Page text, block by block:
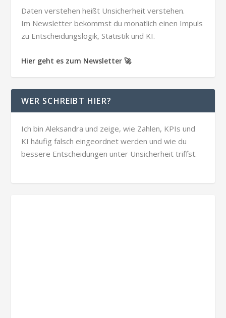
Daten verstehen heißt Unsicherheit verstehen.
Im Newsletter bekommst du monatlich einen Impuls
zu Entscheidungslogik, Statistik und KI.
Hier geht es zum Newsletter 🚀
WER SCHREIBT HIER?
Ich bin Aleksandra und zeige, wie Zahlen, KPIs und
KI häufig falsch eingeordnet werden und wie du
bessere Entscheidungen unter Unsicherheit triffst.